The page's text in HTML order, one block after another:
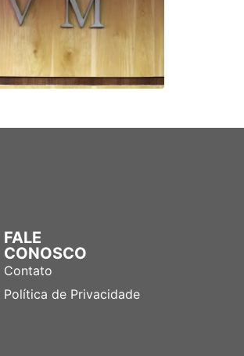
FALE
CONOSCO
Contato
Política de Privacidade